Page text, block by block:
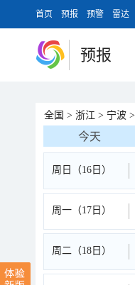
首页 预报 预警 雷达
预报
全国 > 浙江 > 宁波 >
今天
周日（16日）
周一（17日）
周二（18日）